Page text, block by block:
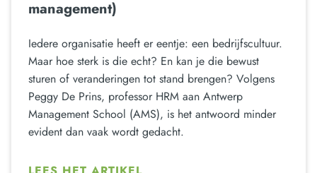
management)
Iedere organisatie heeft er eentje: een bedrijfscultuur.
Maar hoe sterk is die echt? En kan je die bewust
sturen of veranderingen tot stand brengen? Volgens
Peggy De Prins, professor HRM aan Antwerp
Management School (AMS), is het antwoord minder
evident dan vaak wordt gedacht.